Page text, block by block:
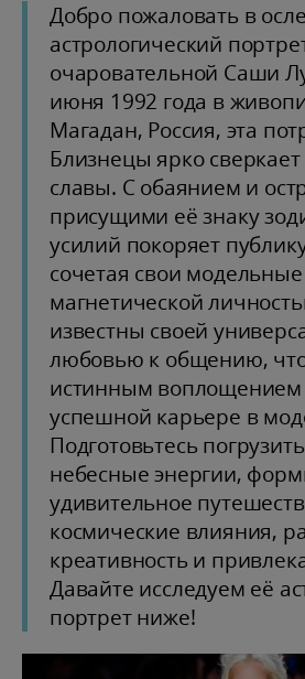
Добро пожаловать в
астрологический
очаровательной Саши
июня 1992 года в
Магадан, Россия, эта
Близнецы ярко
славы. С обаянием и
присущими её знаку
усилий покоряет
сочетая свои
магнетической
известны своей
любовью к общению,
истинным воплощением
успешной карьере в
Подготовьтесь
небесные энергии,
удивительное
космические влияния,
креативность и
Давайте исследуем её
портрет ниже!